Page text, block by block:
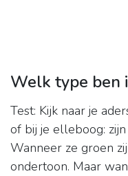
Welk type ben
Test: Kijk naar je
of bij je elleboog:
Wanneer ze groen
ondertoon. Maar